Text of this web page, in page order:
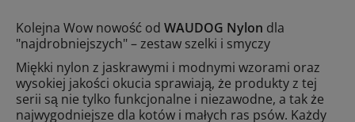
Kolejna Wow nowość od WAUDOG Nylon dla
"najdrobniejszych" – zestaw szelki i smyczy
Miękki nylon z jaskrawymi i modnymi wzorami oraz
wysokiej jakości okucia sprawiają, że produkty z tej
serii są nie tylko funkcjonalne i niezawodne, a tak że
najwygodniejsze dla kotów i małych ras psów. Każdy